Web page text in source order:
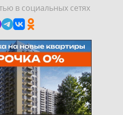
в социальных сетях